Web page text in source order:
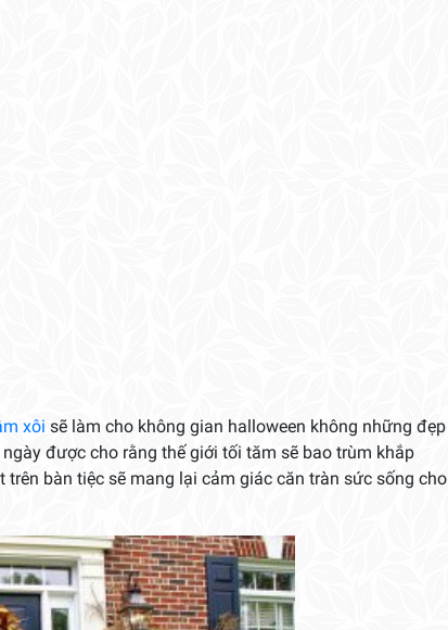
xôi sẽ làm cho không gian halloween không những đẹp
được cho rằng thế giới tối tăm sẽ bao trùm khắp
bàn tiệc sẽ mang lại cảm giác căn tràn sức sống cho